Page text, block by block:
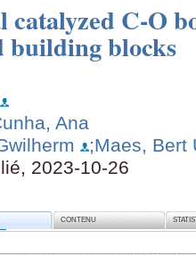
catalyzed C-O
building blocks
Ana
;Maes, Bert
2023-10-26
CONTENU